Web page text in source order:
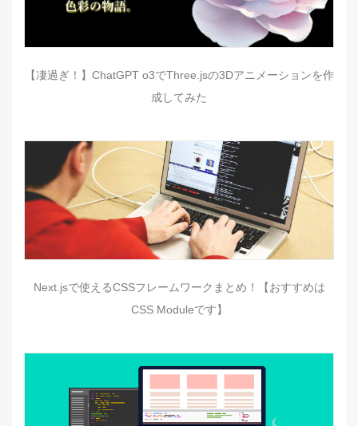
【凄過ぎ！】ChatGPT o3でThree.jsの3Dアニメーションを作
成してみた
Next.jsで使えるCSSフレームワークまとめ！【おすすめは
CSS Moduleです】